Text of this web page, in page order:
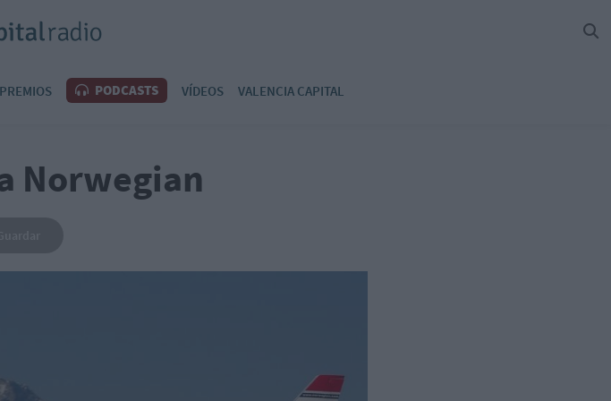
PREMIOS PODCASTS VÍDEOS VALENCIA CAPITAL
Norwegian